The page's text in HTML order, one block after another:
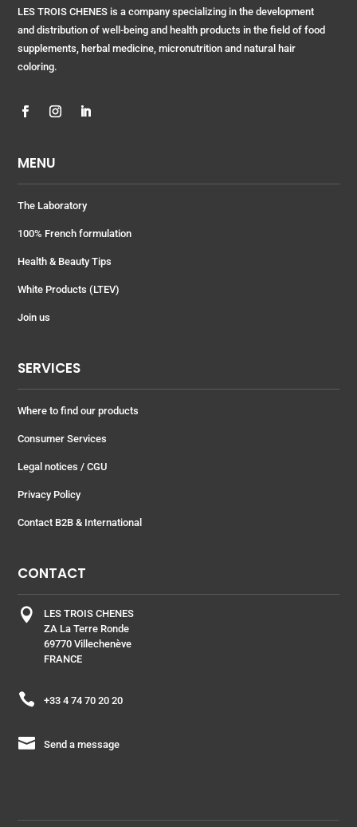
LES TROIS CHENES is a company specializing in the development
and distribution of well-being and health products in the field of food
supplements, herbal medicine, micronutrition and natural hair
coloring.
MENU
The Laboratory
100% French formulation
Health & Beauty Tips
White Products (LTEV)
Join us
SERVICES
Where to find our products
Consumer Services
Legal notices/ CGU
Privacy Policy
Contact B2B & International
CONTACT

LES TROIS CHENES
ZA La Terre Ronde
69770 Villechenève
FRANCE
 +33 4 74 70 20 20
 Send a message